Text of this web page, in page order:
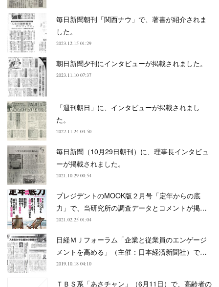
毎日新聞朝刊「関西ナウ」で、著書が紹介されま
した。
2023.12.15 01:29
朝日新聞夕刊にインタビューが掲載されました。
2023.11.10 07:37
「週刊朝日」に、インタビューが掲載されまし
た。
2022.11.24 04:50
毎日新聞（10月29日朝刊）に、理事長インタビュ
ーが掲載されました。
2021.10.29 00:54
プレジデントのMOOK版２月号「定年からの底
力」で、当研究所の調査データとコメントが掲…
2021.02.25 01:04
日経ＭＪフォーラム「企業と従業員のエンゲージ
メントを高める」（主催：日本経済新聞社）で…
2019.10.18 04:10
ＴＢＳ系「あさチャン」（6月11日）で、高齢者の